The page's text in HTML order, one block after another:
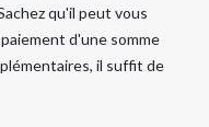
qu'il peut vous
d'une somme
il suffit de